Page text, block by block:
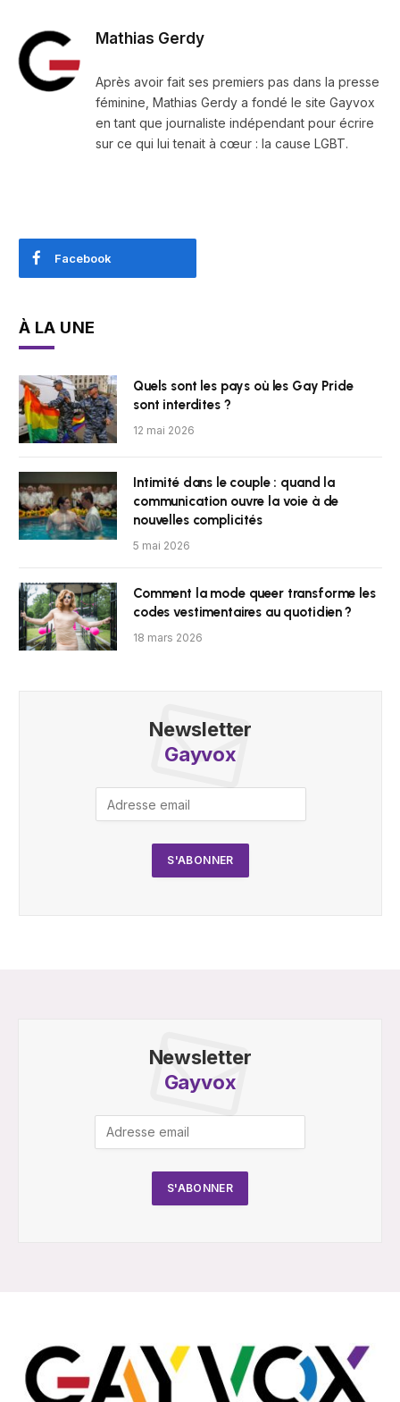
Mathias Gerdy
Après avoir fait ses premiers pas dans la presse
féminine, Mathias Gerdy a fondé le site Gayvox
en tant que journaliste indépendant pour écrire
sur ce qui lui tenait à cœur : la cause LGBT.
Facebook
À LA UNE
Quels sont les pays où les Gay Pride
sont interdites ?
12 mai 2026
Intimité dans le couple : quand la
communication ouvre la voie à de
nouvelles complicités
5 mai 2026
Comment la mode queer transforme les
codes vestimentaires au quotidien ?
18 mars 2026
Newsletter
Gayvox
Newsletter
Gayvox